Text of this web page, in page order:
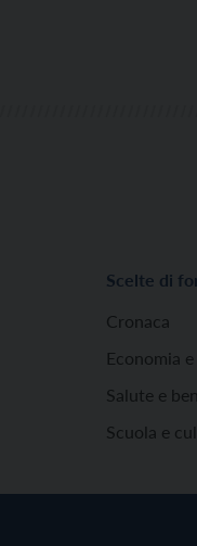
Scelte di
Cronaca
Economia
Salute e
Scuola e